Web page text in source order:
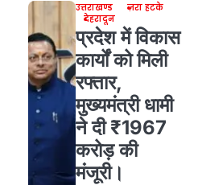
उत्तराखण्ड
ज़रा हटके
देहरादून
प्रदेश में विकास
कार्यों को मिली
रफ्तार,
मुख्यमंत्री धामी
ने दी ₹1967
करोड़ की
मंजूरी।